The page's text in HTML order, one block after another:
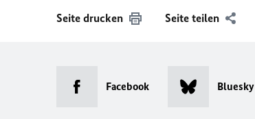
Seite drucken Seite teilen
Facebook Bluesky